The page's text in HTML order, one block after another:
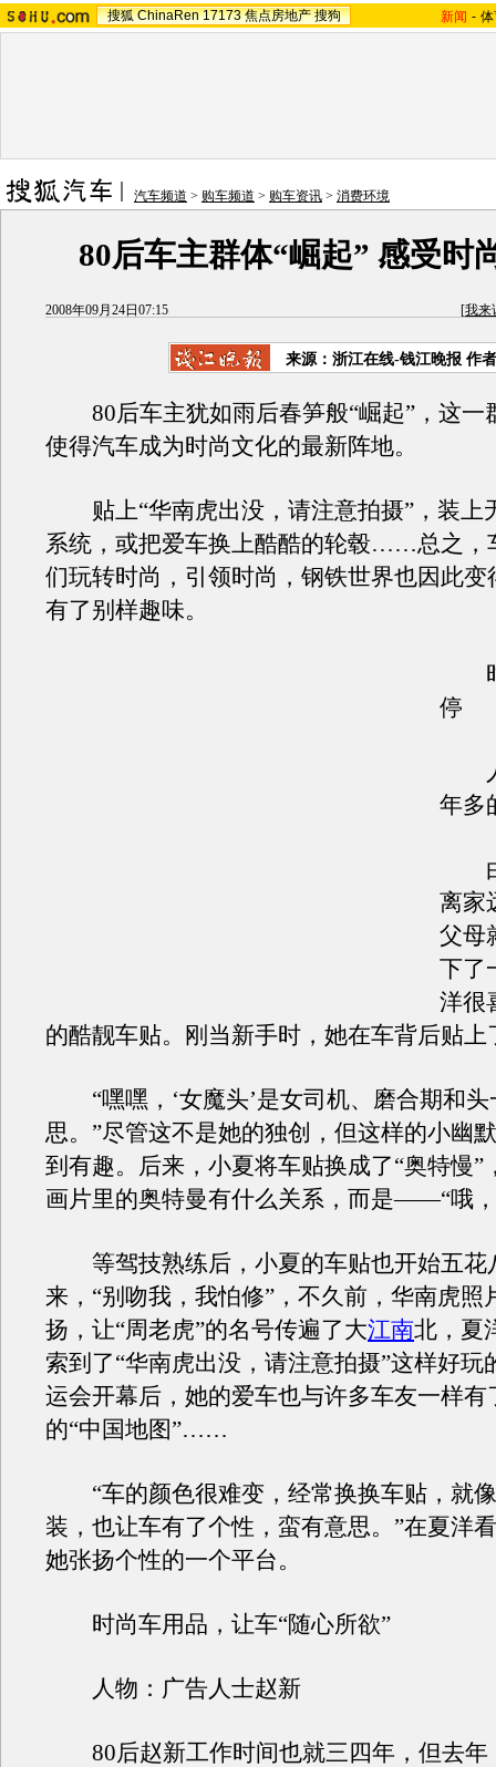
搜狐 ChinaRen 17173 焦点房地产 搜狗 新闻 -
汽车频道 > 购车频道 > 购车资讯 > 消费环境
80后车主群体“崛起” 感受时
2008年09月24日07:15 [我来
来源：浙江在线-钱江晚报 作
80后车主犹如雨后春笋般“崛起”，这一
使得汽车成为时尚文化的最新阵地。
贴上“华南虎出没，请注意拍摄”，装上
系统，或把爱车换上酷酷的轮毂……总之，
们玩转时尚，引领时尚，钢铁世界也因此变
有了别样趣味。
时
停
人
年多
由
离家
父母
下了
洋很
的酷靓车贴。刚当新手时，她在车背后贴上
“嘿嘿，‘女魔头’是女司机、磨合期和头
思。”尽管这不是她的独创，但这样的小幽
到有趣。后来，小夏将车贴换成了“奥特慢”
画片里的奥特曼有什么关系，而是——“哦
等驾技熟练后，小夏的车贴也开始五花
来，“别吻我，我怕修”，不久前，华南虎照
扬，让“周老虎”的名号传遍了大江南北，夏
索到了“华南虎出没，请注意拍摄”这样好玩
运会开幕后，她的爱车也与许多车友一样有
的“中国地图”……
“车的颜色很难变，经常换换车贴，就
装，也让车有了个性，蛮有意思。”在夏洋
她张扬个性的一个平台。
时尚车用品，让车“随心所欲”
人物：广告人士赵新
80后赵新工作时间也就三四年，但去年